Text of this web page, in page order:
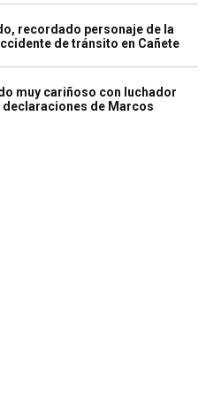
recordado personaje de la
de tránsito en Cañete
muy cariñoso con luchador
de Marcos